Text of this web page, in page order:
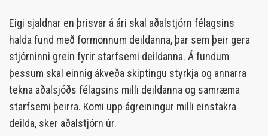
Eigi sjaldnar en þrisvar á ári skal aðalstjórn félagsins
halda fund með formönnum deildanna, þar sem þeir gera
stjórninni grein fyrir starfsemi deildanna. Á fundum
þessum skal einnig ákveða skiptingu styrkja og annarra
tekna aðalsjóðs félagsins milli deildanna og samræma
starfsemi þeirra. Komi upp ágreiningur milli einstakra
deilda, sker aðalstjórn úr.